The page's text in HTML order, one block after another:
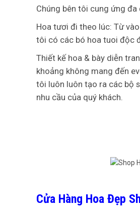
Chúng bên tôi cung ứng
Hoa tươi đi theo lúc: Từ
tôi có các bó hoa tuoi độc
Thiết kế hoa & bày diễn
khoảng không mang đến
tôi luôn luôn tạo ra các bộ
nhu cầu của quý khách.
Cửa Hàng Hoa Đẹp